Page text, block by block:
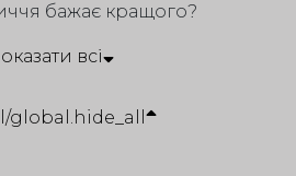
бажає кращого?
всі
global.hide_all